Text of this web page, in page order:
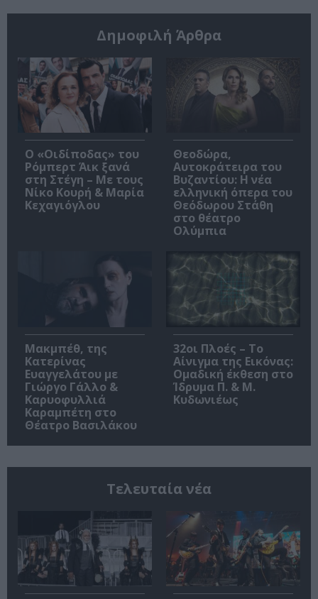
Δημοφιλή Άρθρα
O «Οιδίποδας» του
Ρόμπερτ Άικ ξανά
στη Στέγη – Με τους
Νίκο Κουρή & Μαρία
Κεχαγιόγλου
Θεοδώρα,
Αυτοκράτειρα του
Βυζαντίου: Η νέα
ελληνική όπερα του
Θεόδωρου Στάθη
στο θέατρο
Ολύμπια
Μακμπέθ, της
Κατερίνας
Ευαγγελάτου με
Γιώργο Γάλλο &
Καρυοφυλλιά
Καραμπέτη στο
Θέατρο Βασιλάκου
32οι Πλοές – Το
Αίνιγμα της Εικόνας:
Ομαδική έκθεση στο
Ίδρυμα Π. & Μ.
Κυδωνιέως
Τελευταία νέα